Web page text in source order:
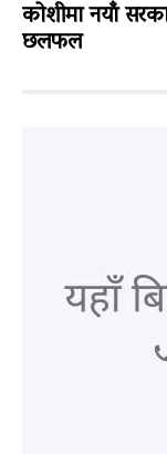
कोशीमा नयाँ
छलफल